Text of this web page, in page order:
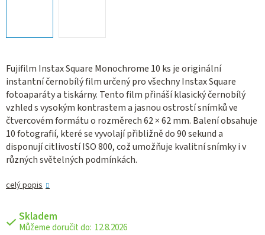
Fujifilm Instax Square Monochrome 10 ks je originální
instantní černobílý film určený pro všechny Instax Square
fotoaparáty a tiskárny. Tento film přináší klasický černobílý
vzhled s vysokým kontrastem a jasnou ostrostí snímků ve
čtvercovém formátu o rozměrech 62 × 62 mm. Balení obsahuje
10 fotografií, které se vyvolají přibližně do 90 sekund a
disponují citlivostí ISO 800, což umožňuje kvalitní snímky i v
různých světelných podmínkách.
celý popis
Skladem
12.8.2026